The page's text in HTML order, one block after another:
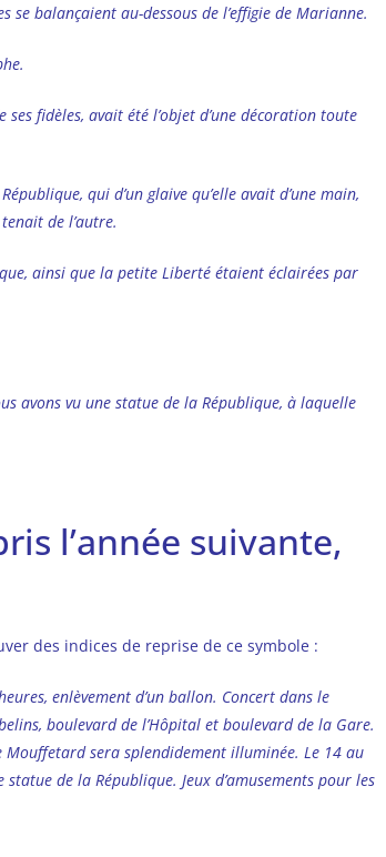
balançaient au-dessous de l’effigie de Marianne.
ses fidèles, avait été l’objet d’une décoration toute
qui d’un glaive qu’elle avait d’une main,
de l’autre.
ainsi que la petite Liberté étaient éclairées par
avons vu une statue de la République, à laquelle
l’année suivante,
des indices de reprise de ce symbole :
enlèvement d’un ballon. Concert dans le
boulevard de l’Hôpital et boulevard de la Gare.
Mouffetard sera splendidement illuminée. Le 14 au
de la République. Jeux d’amusements pour les